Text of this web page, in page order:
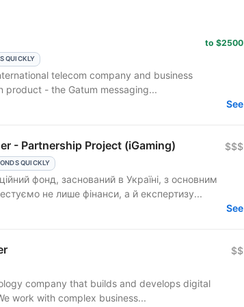
QUICKLY
to $2500
product - the Gatum messaging...
See
- Partnership Project (iGaming)
QUICKLY
$$$
фонд, заснований в Україні, з основним
не лише фінанси, а й експертизу...
See
$$
company that builds and develops digital
work with complex business...